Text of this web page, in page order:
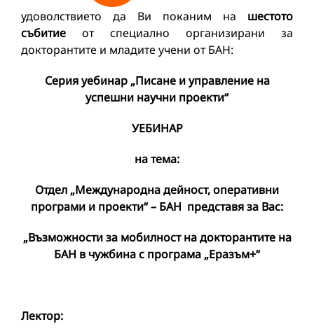
удоволствието да Ви поканим на шестото
събитие от специално организирани за
докторантите и младите учени от БАН:
Серия уебинар „Писане и управление на
успешни научни проекти“
УЕБИНАР
на тема:
Отдел „Международна дейност, оперативни
програми и проекти“ – БАН представя за Вас:
„Възможности за мобилност на докторантите на
БАН в чужбина с програма „Еразъм+“
Лектор: